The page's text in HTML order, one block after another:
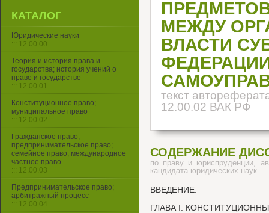
МЕЖДУ
ВЛАСТИ
текст
12.00.02 ВАК РФ
СОДЕРЖАНИЕ
по праву и юриспруденции,
кандидата юридических наук
ВВЕДЕНИЕ.
ГЛАВА I.
КАТАЛОГ
Юридические науки
::: 12.00.00
Теория и история права и
государства; история учений о
праве и государстве
::: 12.00.01
Конституционное право;
муниципальное право
::: 12.00.02
Гражданское право;
предпринимательское право;
семейное право; международное
частное право
::: 12.00.03
Предпринимательское право;
арбитражный процесс
::: 12.00.04